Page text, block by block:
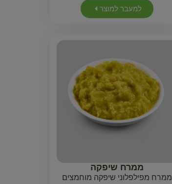
למעבר למוצר
ממרח שיפקה
ממרח מפילפלוני שיפקה מוחמצים